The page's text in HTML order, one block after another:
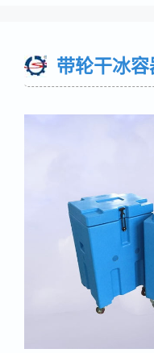
带轮干冰容